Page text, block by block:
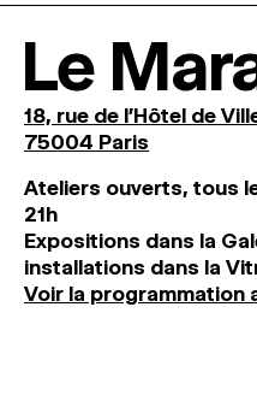
Le
18, rue de l'Hôtel de
75004 Paris
Ateliers ouverts, tous
21h
Expositions dans la
installations dans la
Voir la programmation